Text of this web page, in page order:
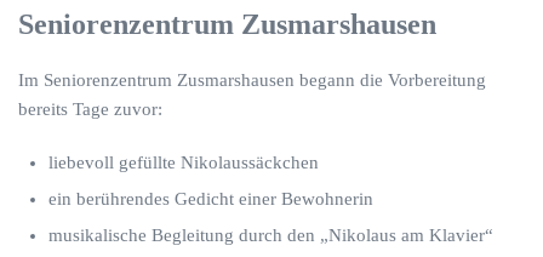
Seniorenzentrum Zusmarshausen
Im Seniorenzentrum Zusmarshausen begann die Vorbereitung
bereits Tage zuvor:
liebevoll gefüllte Nikolaussäckchen
ein berührendes Gedicht einer Bewohnerin
musikalische Begleitung durch den „Nikolaus am Klavier“